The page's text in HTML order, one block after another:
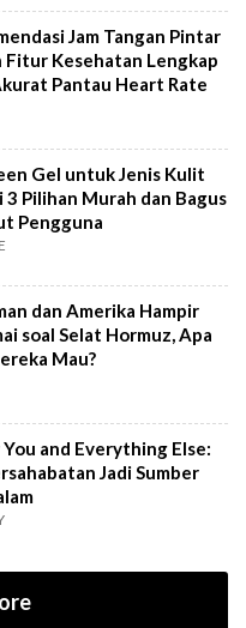
Jam Tangan Pintar
Fitur Kesehatan Lengkap
Pantau Heart Rate
Gel untuk Jenis Kulit
3 Pilihan Murah dan Bagus
Pengguna
dan Amerika Hampir
soal Selat Hormuz, Apa
Mau?
You and Everything Else:
Jadi Sumber